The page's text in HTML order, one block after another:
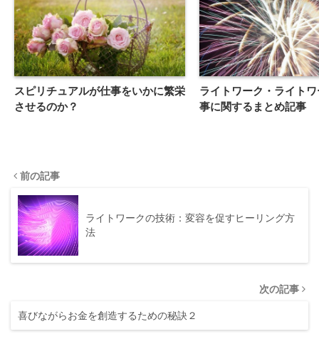
スピリチュアルが仕事をいかに繁栄
させるのか？
ライトワーク・ライト
事に関するまとめ記事
前の記事
ライトワークの技術：変容を促すヒーリング方
法
次の記事
喜びながらお金を創造するための秘訣２